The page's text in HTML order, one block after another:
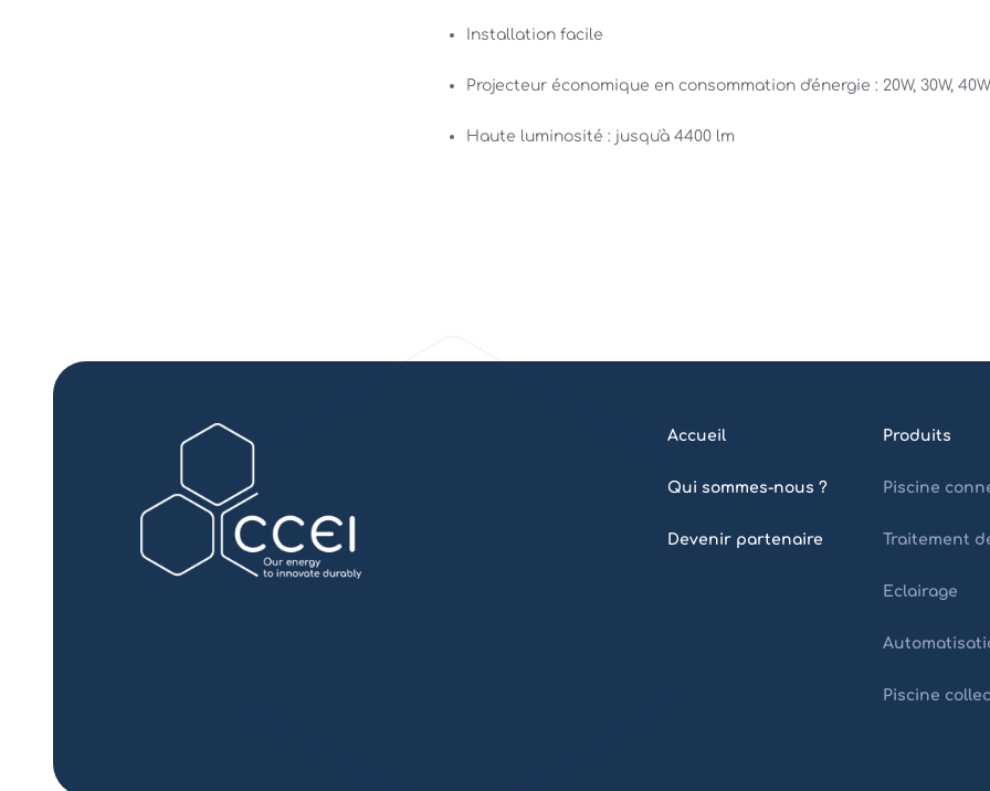
Installation facile
Projecteur économique en consommation d'énergie : 20W, 30W, 40W
Haute luminosité : jusqu'à 4400 lm
Accueil
Qui sommes-nous ?
Devenir partenaire
Produits
Piscine
Traitement
Eclairage
Piscine